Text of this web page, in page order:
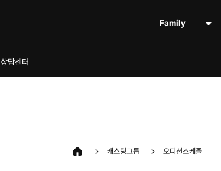
Family
상담센터
캐스팅그룹 오디션스케줄